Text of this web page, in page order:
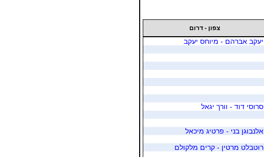
צפון - דרום
יעקב אברהם - מיוחס יעקב
סרוסי דוד - וורך יגאל
אלנבוגן בני - פרטיג מיכאל
רוטבלט מרטין - קרים מלקולם